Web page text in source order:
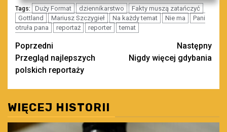
Tags: Duży Format dziennikarstwo
Fakty muszą zatańczyć
Gottland
Mariusz Szczygieł Na każdy temat Nie ma
Pani
otruła pana
reportaż reporter temat
Zobacz
wpisy
Poprzedni
Przegląd najlepszych
polskich reportaży
Następny
Nigdy więcej gdybania
WIĘCEJ HISTORII